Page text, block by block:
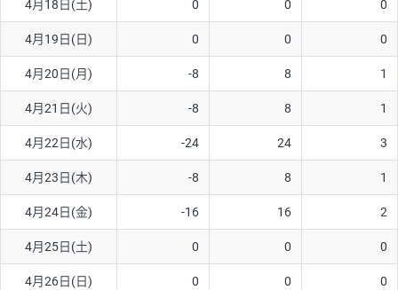
4月18日(土) 0 0 0
4月19日(日) 0 0 0
4月20日(月) -8 8 1
4月21日(火) -8 8 1
4月22日(水) -24 24 3
4月23日(木) -8 8 1
4月24日(金) -16 16 2
4月25日(土) 0 0 0
4月26日(日) 0 0 0